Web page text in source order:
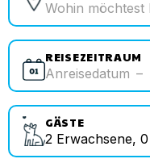
REISEZEITRAUM
Anreisedatum –
GÄSTE
2 Erwachsene, 0